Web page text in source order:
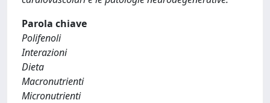
Parola chiave
Polifenoli
Interazioni
Dieta
Macronutrienti
Micronutrienti